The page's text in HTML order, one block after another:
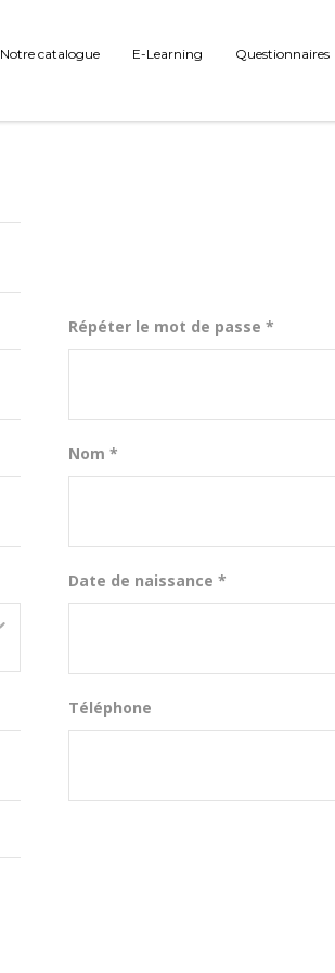
Notre catalogue E-Learning Questionnaires
Répéter le mot de passe *
Nom *
Date de naissance *
Téléphone